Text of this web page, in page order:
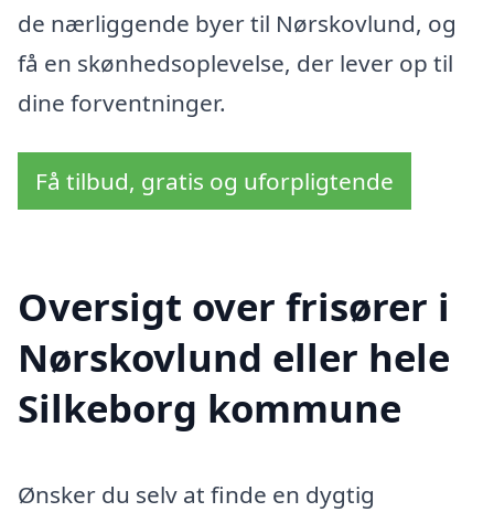
de nærliggende byer til Nørskovlund, og
få en skønhedsoplevelse, der lever op til
dine forventninger.
Få tilbud, gratis og uforpligtende
Oversigt over frisører i
Nørskovlund eller hele
Silkeborg kommune
Ønsker du selv at finde en dygtig